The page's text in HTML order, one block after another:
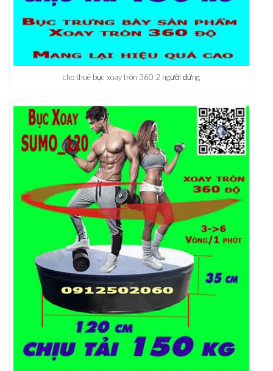
cho thuê bục xoay tròn 360 2 người đứng